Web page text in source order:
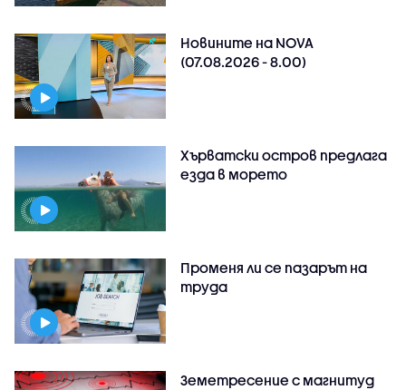
Новините на NOVA
(07.08.2026 - 8.00)
Хърватски остров предлага
езда в морето
Променя ли се пазарът на
труда
Земетресение с магнитуд